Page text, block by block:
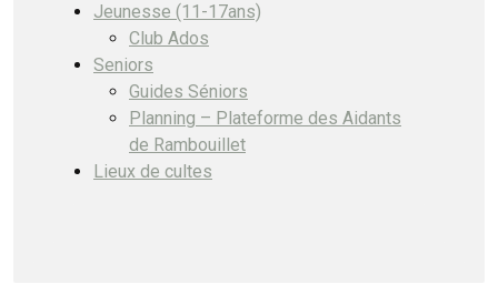
Jeunesse (11-17ans)
Club Ados
Seniors
Guides Séniors
Planning – Plateforme des Aidants
de Rambouillet
Lieux de cultes